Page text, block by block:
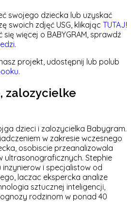
swojego dziecka lub uzyskać
swoich zdjęć USG, klikając TUTAJ!
więcej o BABYGRAM, sprawdź
.
projekt, udostępnij lub polub
.
zalozycielke
dzieci i zalozycielka Babygram.
w zakresie wczesnego
osobiscie przeanalizowala
ultrasonograficznych. Stephie
i specjalistow od
laczac ekspercka analize
sztucznej inteligencji,
rodzinom w ponad 40